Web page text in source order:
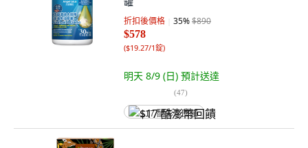
折扣後價格 35%$890
$578
($19.27/1錠)
明天 8/9 (日) 預計送達
(47)
$17 酷澎幣回饋